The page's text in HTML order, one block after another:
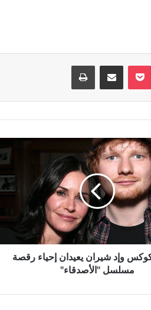
‫Pocket مشاركة عبر البريد طباعة
وإد شيران يعيدان إحياء رقصة
مسلسل "الأصدقاء"